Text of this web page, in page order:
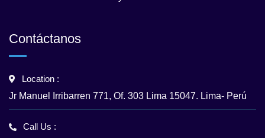
Contáctanos
Location :
Jr Manuel Irribarren 771, Of. 303 Lima 15047. Lima- Perú
Call Us :